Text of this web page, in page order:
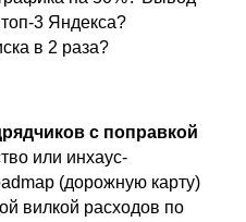
3 Яндекса?
в 2 раза?
с поправкой
или инхаус-
(дорожную карту)
вилкой расходов по